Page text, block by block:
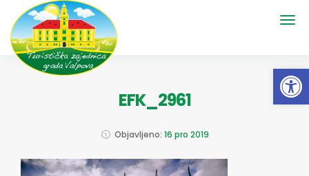
EFK_2961
Objavljeno: 16 pro 2019